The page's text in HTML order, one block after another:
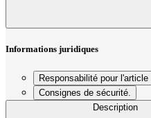
Informations juridiques
Responsabilité pour l'article
Consignes de sécurité.
Description